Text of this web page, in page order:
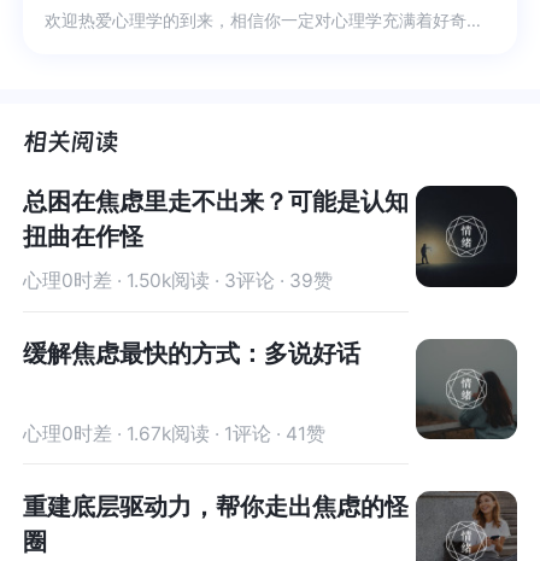
欢迎热爱心理学的到来，相信你一定对心理学充满着好奇，一起用专业知识来分享未知吧 1、日常分享专业知识解读 2、日常困扰互帮互助 3、专业交流与答疑 4、更多希望你来补充
总困在焦虑里走不出来？可能是认知
扭曲在作怪
心理0时差 · 1.50k阅读 · 3评论 · 39赞
缓解焦虑最快的方式：多说好话
心理0时差 · 1.67k阅读 · 1评论 · 41赞
重建底层驱动力，帮你走出焦虑的怪
圈